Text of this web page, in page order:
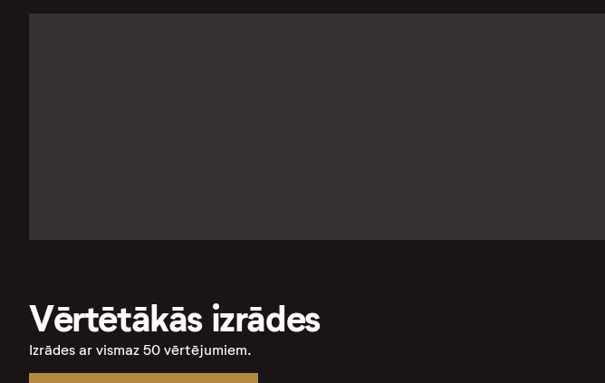
Vērtētākās izrādes
Izrādes ar vismaz 50 vērtējumiem.